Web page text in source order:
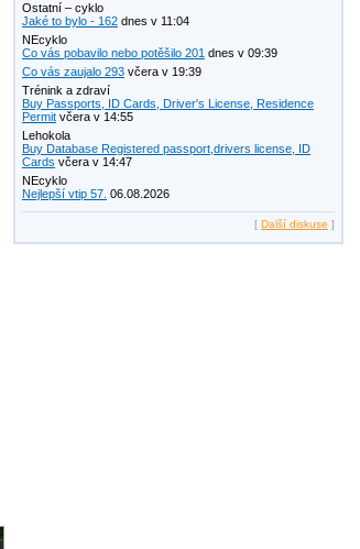
Ostatní – cyklo
Jaké to bylo - 162 dnes v 11:04
NEcyklo
Co vás pobavilo nebo potěšilo 201 dnes v 09:39
Co vás zaujalo 293 včera v 19:39
Trénink a zdraví
Buy Passports, ID Cards, Driver's License, Residence
Permit včera v 14:55
Lehokola
Buy Database Registered passport,drivers license, ID
Cards včera v 14:47
NEcyklo
Nejlepší vtip 57. 06.08.2026
[ Další diskuse ]